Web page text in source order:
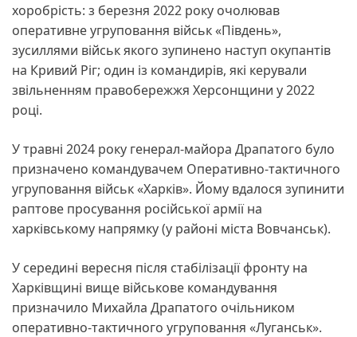
хоробрість: з березня 2022 року очолював
оперативне угруповання військ «Південь»,
зусиллями військ якого зупинено наступ окупантів
на Кривий Ріг; один із командирів, які керували
звільненням правобережжя Херсонщини у 2022
році.
У травні 2024 року генерал-майора Драпатого було
призначено командувачем Оперативно-тактичного
угруповання військ «Харків». Йому вдалося зупинити
раптове просування російської армії на
харківському напрямку (у районі міста Вовчанськ).
У середині вересня після стабілізації фронту на
Харківщині вище військове командування
призначило Михайла Драпатого очільником
оперативно-тактичного угруповання «Луганськ».